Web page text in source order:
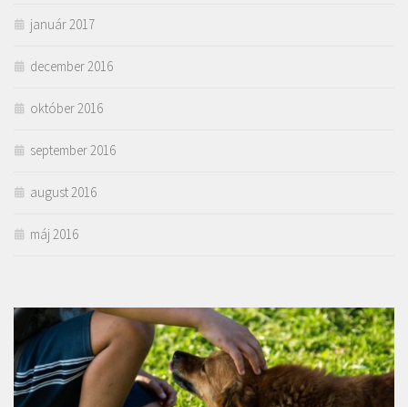
január 2017
december 2016
október 2016
september 2016
august 2016
máj 2016